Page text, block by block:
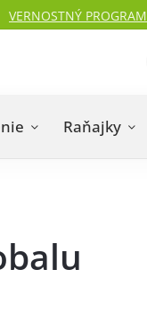
VERNOSTNÝ PROGRAM
Raňajky